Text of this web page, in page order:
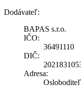
Dodávateľ:
BAPAS s.r.o.
IČO:
36491110
DIČ:
Adresa: